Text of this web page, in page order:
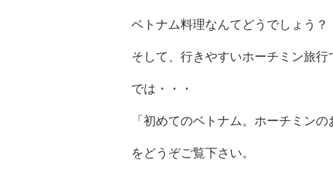
ベトナム料理なんてどうでしょう？
そして、行きやすいホーチミン旅行
では・・・
「初めてのベトナム。ホーチミン
をどうぞご覧下さい。